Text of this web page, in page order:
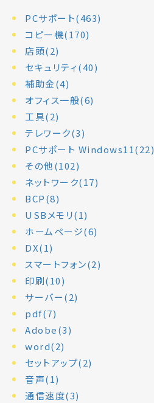
PCサポート(463)
コピー機(170)
店頭(2)
セキュリティ(40)
補助金(4)
オフィス一般(6)
工具(2)
テレワーク(3)
PCサポート Windows11(22)
その他(102)
ネットワーク(17)
BCP(8)
USBメモリ(1)
ホームページ(6)
DX(1)
スマートフォン(2)
印刷(10)
サーバー(2)
pdf(7)
Adobe(3)
word(2)
セットアップ(2)
音声(1)
通信速度(3)